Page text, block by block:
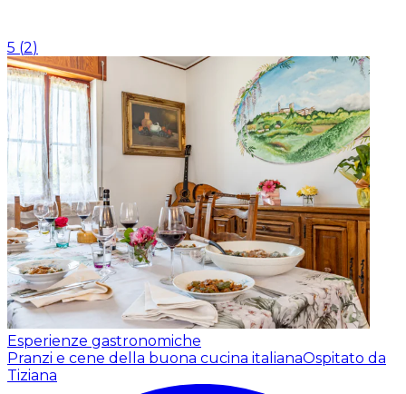
5 (2)
Esperienze gastronomiche
Pranzi e cene della buona cucina italianaOspitato da
Tiziana